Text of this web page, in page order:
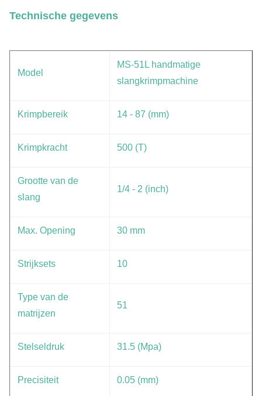
Technische gegevens
Model
MS-51L handmatige
slangkrimpmachine
Krimpbereik 14 - 87 (mm)
Krimpkracht 500 (T)
Grootte van de
slang
1/4 - 2 (inch)
Max. Opening 30 mm
Strijksets 10
Type van de
matrijzen
51
Stelseldruk 31.5 (Mpa)
Precisiteit 0.05 (mm)